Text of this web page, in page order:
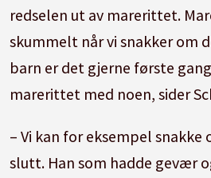
redselen ut av marerittet.
skummelt når vi snakker om
barn er det gjerne første
marerittet med noen, sider
– Vi kan for eksempel
slutt. Han som hadde gevær